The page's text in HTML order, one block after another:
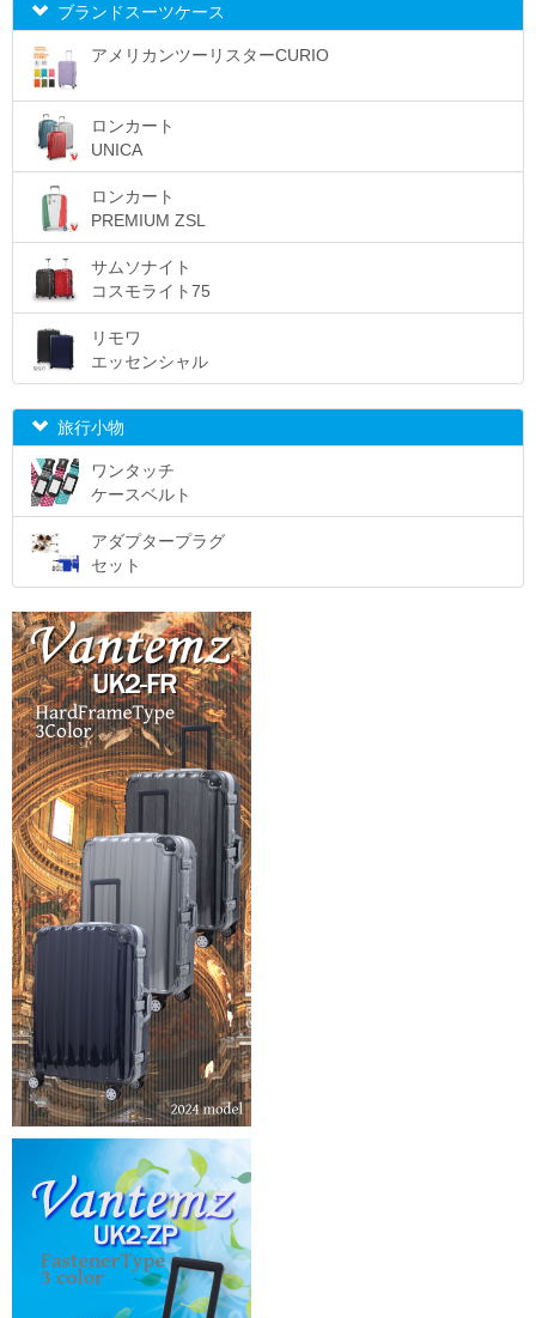
ブランドスーツケース
アメリカンツーリスターCURIO
ロンカート
UNICA
ロンカート
PREMIUM ZSL
サムソナイト
コスモライト75
リモワ
エッセンシャル
旅行小物
ワンタッチ
ケースベルト
アダプタープラグ
セット